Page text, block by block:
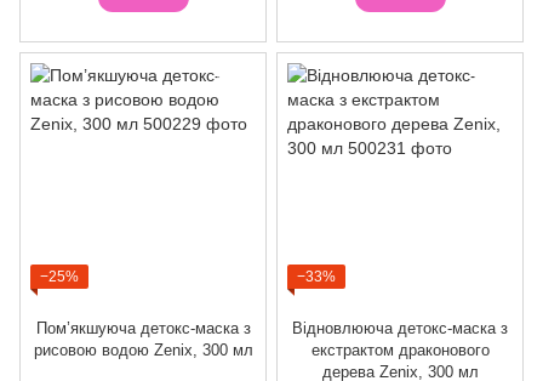
−25%
Пом’якшуюча детокс-маска з
рисовою водою Zenix, 300 мл
−33%
Відновлююча детокс-маска з
екстрактом драконового
дерева Zenix, 300 мл